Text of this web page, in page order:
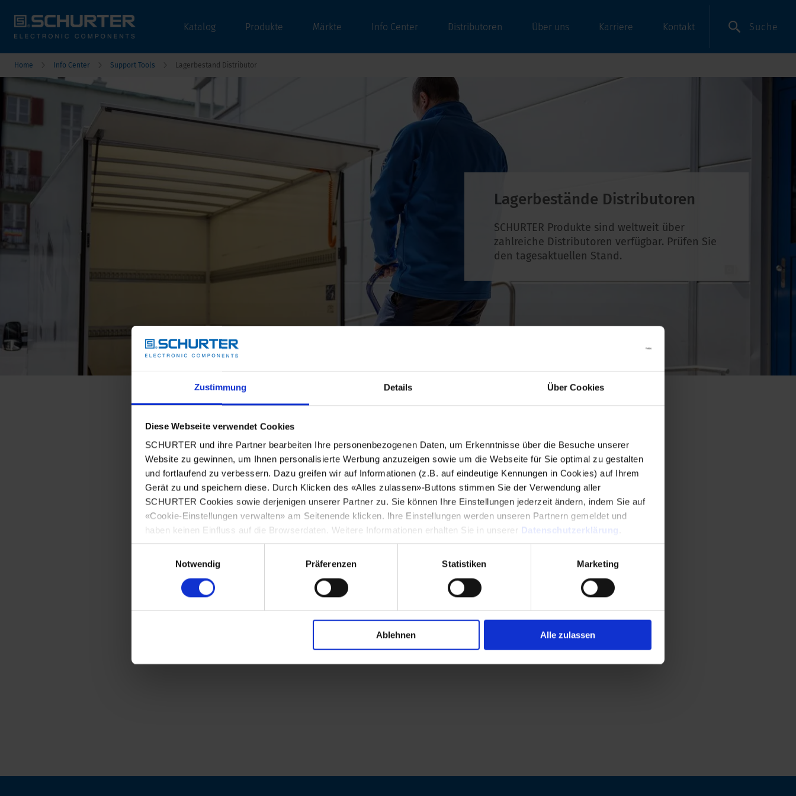
Zustimmung Details Über Cookies
Diese Webseite verwendet Cookies
SCHURTER und ihre Partner bearbeiten Ihre personenbezogenen Daten, um Erkenntnisse über die Besuche unserer
Website zu gewinnen, um Ihnen personalisierte Werbung anzuzeigen sowie um die Webseite für Sie optimal zu gestalten
und fortlaufend zu verbessern. Dazu greifen wir auf Informationen (z.B. auf eindeutige Kennungen in Cookies) auf Ihrem
Gerät zu und speichern diese. Durch Klicken des «Alles zulassen»-Buttons stimmen Sie der Verwendung aller
SCHURTER Cookies sowie derjenigen unserer Partner zu. Sie können Ihre Einstellungen jederzeit ändern, indem Sie auf
«Cookie-Einstellungen verwalten» am Seitenende klicken. Ihre Einstellungen werden unseren Partnern gemeldet und
haben keinen Einfluss auf die Browserdaten. Weitere Informationen erhalten Sie in unserer
Datenschutzerklärung
Notwendig
Präferenzen Statistiken Marketing
Ablehnen Alle zulassen
Katalog Produkte Märkte Info Center Distributoren Über uns Karriere Kontakt Suche
Home Info Center Support Tools Lagerbestand Distributor
Lagerbestände Distributoren
SCHURTER Produkte sind weltweit über
zahlreiche Distributoren verfügbar. Prüfen Sie
den tagesaktuellen Stand.